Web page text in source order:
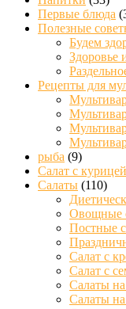
Первые блюда
Полезные
Будем
Здоровье
Рецепты для
рыба (9)
Салат с курицей
Салаты (110)
Овощные
Постные
Салат с
Салат с
Салаты
Салаты